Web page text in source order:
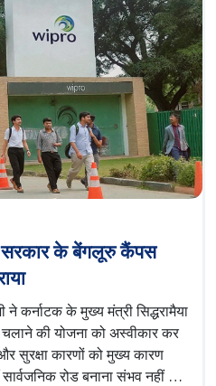
सरकार के बेंगलूरु कैंपस
कर्नाटक के मुख्य मंत्री सिद्धरामैया
की योजना को अस्वीकार कर
सुरक्षा कारणों को मुख्य कारण
रोड बनाना संभव नहीं है।